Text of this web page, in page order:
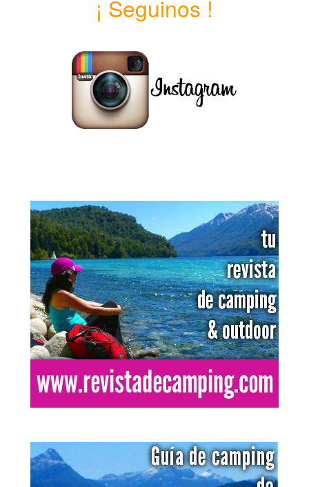
¡ Seguinos !